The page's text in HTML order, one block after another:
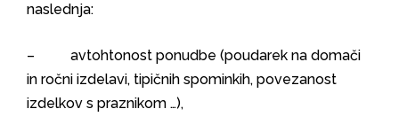
naslednja:
– avtohtonost ponudbe (poudarek na domači
in ročni izdelavi, tipičnih spominkih, povezanost
izdelkov s praznikom …),